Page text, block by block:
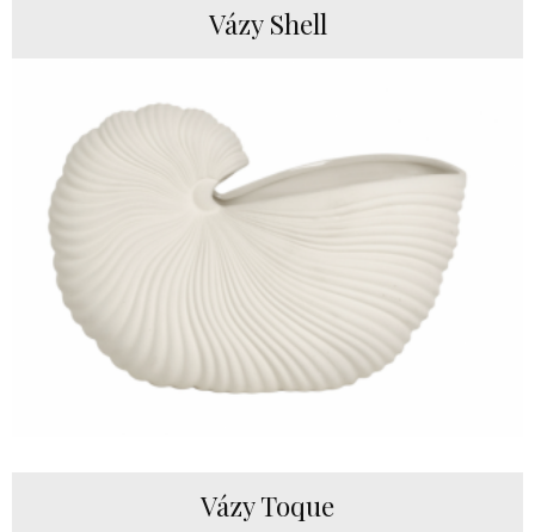
Vázy Shell
Vázy Toque